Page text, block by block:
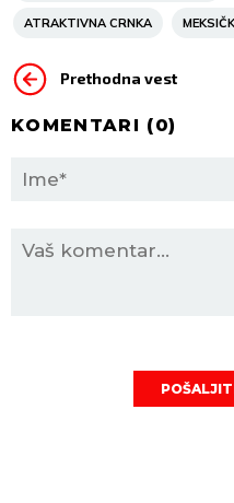
ATRAKTIVNA CRNKA
Prethodna vest
KOMENTARI (0)